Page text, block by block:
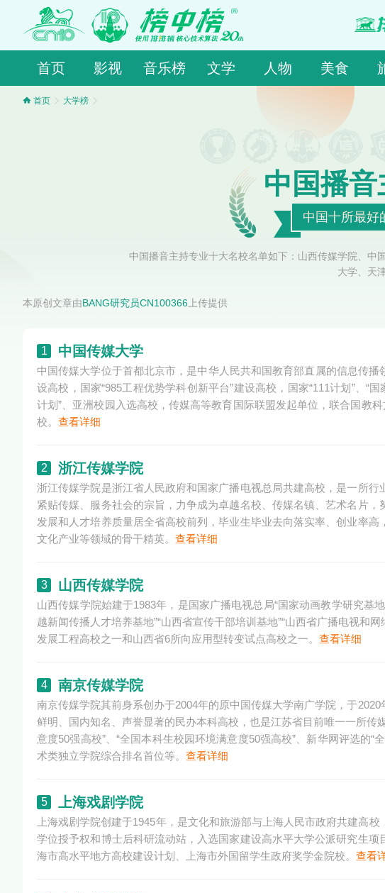
首页 影视 音乐榜 文学 人物 美食
首页 大学榜
中国播
中国十所最好
中国播音主持专业十大名校名单如下：山西传媒学院、
大学、天
本原创文章由BANG研究员CN100366上传提供
1 中国传媒大学
中国传媒大学位于首都北京市，是中华人民共和国教育部直属的信息传播
设高校，国家“985工程优势学科创新平台”建设高校，国家“111计划”、“
计划”、亚洲校园入选高校，传媒高等教育国际联盟发起单位，联合国教
校。 查看详细
2 浙江传媒学院
浙江传媒学院是浙江省人民政府和国家广播电视总局共建高校，是一所
紧贴传媒、服务社会的宗旨，力争成为卓越名校、传媒名镇、艺术名片
发展和人才培养质量居全省高校前列，毕业生毕业去向落实率、创业率
文化产业等领域的骨干精英。 查看详细
3 山西传媒学院
山西传媒学院始建于1983年，是国家广播电视总局“国家动画教学研究基
越新闻传播人才培养基地”“山西省宣传干部培训基地”“山西省广播电视和
发展工程高校之一和山西省6所向应用型转变试点高校之一。 查看详细
4 南京传媒学院
南京传媒学院其前身系创办于2004年的原中国传媒大学南广学院，于
鲜明、国内知名、声誉显著的民办本科高校，也是江苏省目前唯一一所
意度50强高校”、“全国本科生校园环境满意度50强高校”、新华网评选的
术类独立学院综合排名首位等。 查看详细
5 上海戏剧学院
上海戏剧学院创建于1945年，是文化和旅游部与上海人民市政府共建高
学位授予权和博士后科研流动站，入选国家建设高水平大学公派研究生
海市高水平地方高校建设计划、上海市外国留学生政府奖学金院校。 查看